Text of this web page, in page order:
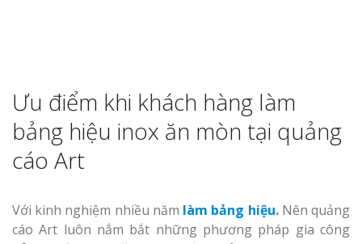
Ưu điểm khi khách hàng làm
bảng hiệu inox ăn mòn tại quảng
cáo Art
Với kinh nghiệm nhiều năm làm bảng hiệu. Nên quảng
cáo Art luôn nắm bắt những phương pháp gia công
Mỏng Nghệ
Hút